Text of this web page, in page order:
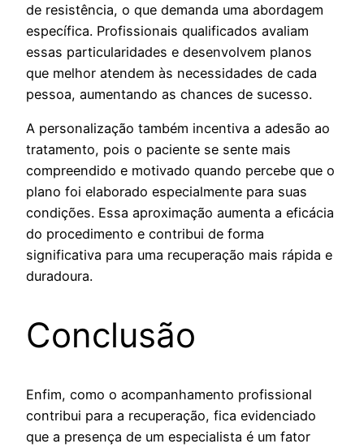
de resistência, o que demanda uma abordagem
específica. Profissionais qualificados avaliam
essas particularidades e desenvolvem planos
que melhor atendem às necessidades de cada
pessoa, aumentando as chances de sucesso.
A personalização também incentiva a adesão ao
tratamento, pois o paciente se sente mais
compreendido e motivado quando percebe que o
plano foi elaborado especialmente para suas
condições. Essa aproximação aumenta a eficácia
do procedimento e contribui de forma
significativa para uma recuperação mais rápida e
duradoura.
Conclusão
Enfim, como o acompanhamento profissional
contribui para a recuperação, fica evidenciado
que a presença de um especialista é um fator